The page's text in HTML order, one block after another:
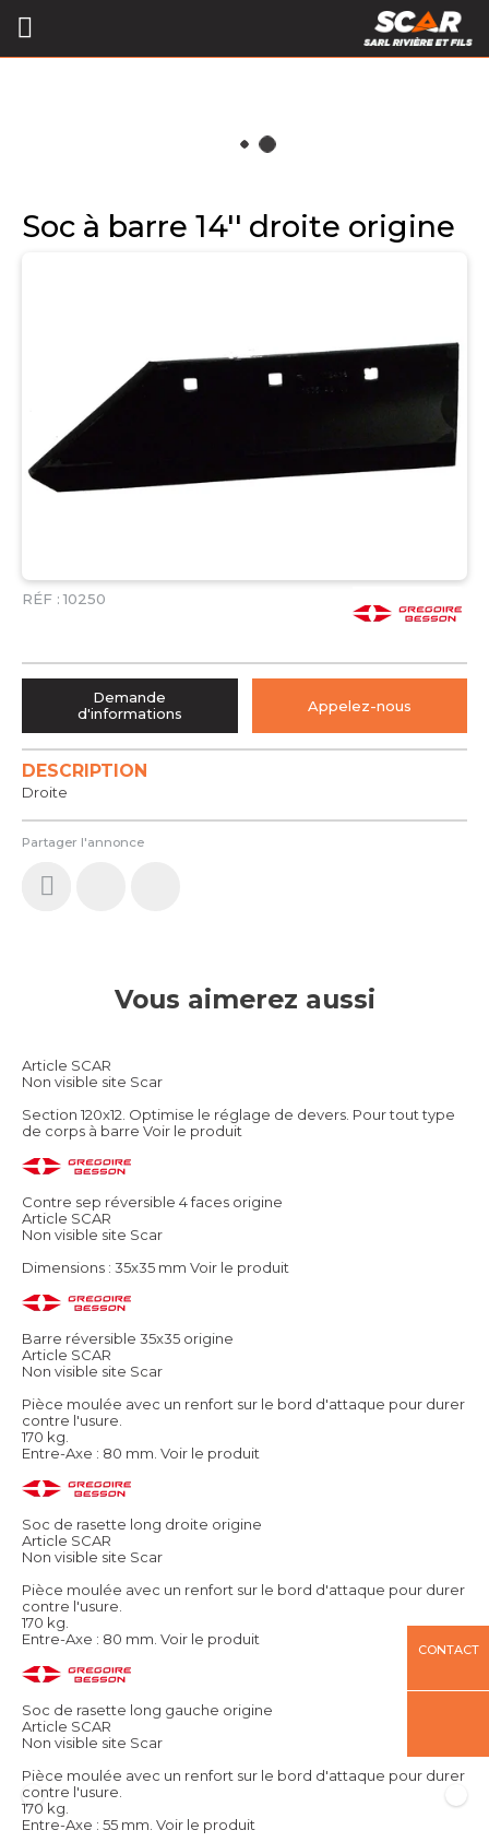
Soc à barre 14'' droite origine
RÉF : 10250
Partager l'annonce
DESCRIPTION
Droite
Demande
d'informations
Appelez-nous
Vous aimerez aussi
Article SCAR
Non visible site Scar
Section 120x12. Optimise le réglage de devers. Pour tout type
de corps à barre Voir le produit
Contre sep réversible 4 faces origine
Article SCAR
Non visible site Scar
Dimensions : 35x35 mm Voir le produit
Barre réversible 35x35 origine
Article SCAR
Non visible site Scar
Pièce moulée avec un renfort sur le bord d'attaque pour durer
contre l'usure.
170 kg.
Entre-Axe : 80 mm. Voir le produit
Soc de rasette long droite origine
Article SCAR
Non visible site Scar
Pièce moulée avec un renfort sur le bord d'attaque pour durer
contre l'usure.
170 kg.
Entre-Axe : 80 mm. Voir le produit
Soc de rasette long gauche origine
Article SCAR
Non visible site Scar
Pièce moulée avec un renfort sur le bord d'attaque pour durer
contre l'usure.
170 kg.
Entre-Axe : 55 mm. Voir le produit
CONTACT